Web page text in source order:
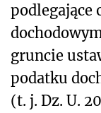
podlegające
gruncie
podatku
(t. j. Dz. U.